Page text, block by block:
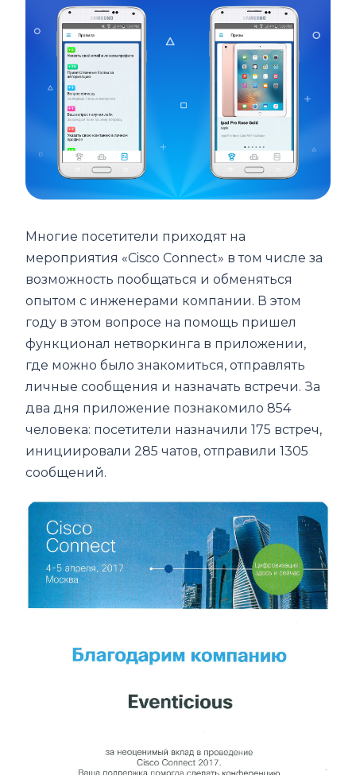
Многие посетители приходят на
мероприятия «Cisco Connect» в том числе за
возможность пообщаться и обменяться
опытом с инженерами компании. В этом
году в этом вопросе на помощь пришел
функционал нетворкинга в приложении,
где можно было знакомиться, отправлять
личные сообщения и назначать встречи. За
два дня приложение познакомило 854
человека: посетители назначили 175 встреч,
инициировали 285 чатов, отправили 1305
сообщений.